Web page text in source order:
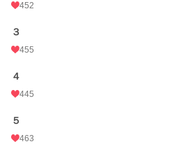
24h.ポイント
文字数
初回公開日時
452
３
455
４
445
５
463